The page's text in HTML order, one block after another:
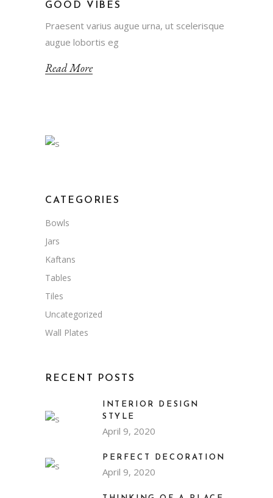
GOOD VIBES
Praesent varius augue urna, ut scelerisque
augue lobortis eg
Read More
CATEGORIES
Bowls
Jars
Kaftans
Tables
Tiles
Uncategorized
Wall Plates
RECENT POSTS
INTERIOR DESIGN
STYLE
April 9, 2020
PERFECT DECORATION
April 9, 2020